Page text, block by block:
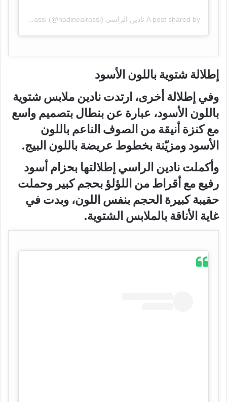
A post shared by نادين الراسي Nadinealrassi (@nadinealrassi)
إطلالة شتوية باللون الأسود
وفي إطلالة أخرى، ارتدت نادين ملابس شتوية
باللون الأسود، عبارة عن بنطال بتصميم واسع
مع كنزة أنيقة من الصوف الناعم باللون
الأسود ومزيّنة بخطوط عريضة باللون البيج.
وأكملت نادين الراسي إطلالتها بحزام أسود
رفيع مع أقراط من اللؤلؤ بحجم كبير وحملت
حقيبة كبيرة الحجم بنفس اللون، وبدت في
غاية الأناقة بالملابس الشتوية.